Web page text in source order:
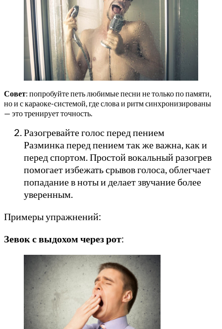
Совет: попробуйте петь любимые песни не только по памяти,
но и с караоке-системой, где слова и ритм синхронизированы
— это тренирует точность.
Разогревайте голос перед пением
Разминка перед пением так же важна, как и
перед спортом. Простой вокальный разогрев
помогает избежать срывов голоса, облегчает
попадание в ноты и делает звучание более
уверенным.
Примеры упражнений:
Зевок с выдохом через рот: